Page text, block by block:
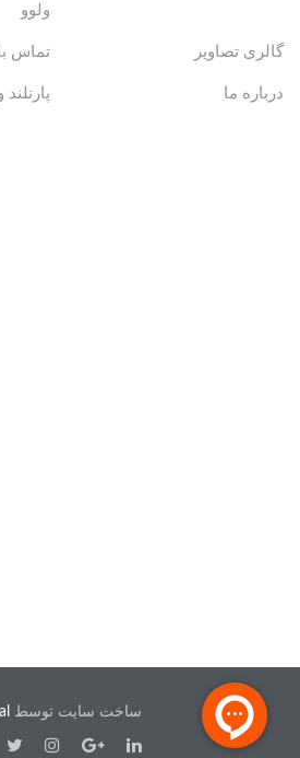
ولوو
گالری تصاویر تماس
درباره ما پارتلند
ساخت سایت توسط